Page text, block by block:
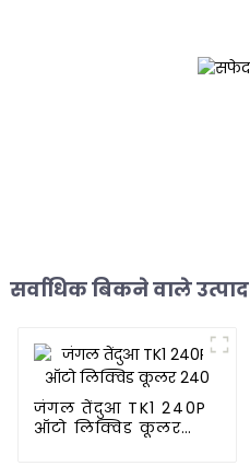
सर्वाधिक बिकने वाले उत्पाद
जंगल तेंदुआ TK1 240P
ऑटो लिक्विड कूलर